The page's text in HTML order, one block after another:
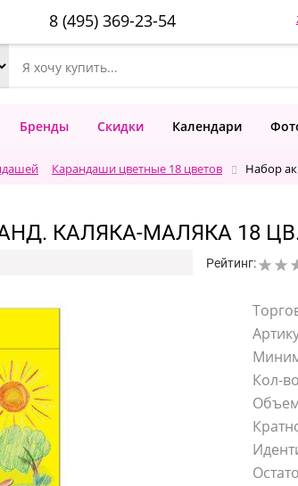
8 (495) 369-23-54
Бренды Скидки Календари
Карандаши цветные 18 цветов Набор
КАЛЯКА-МАЛЯКА 18
Рейтинг:
Кол-